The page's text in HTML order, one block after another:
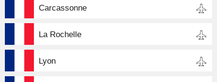
Carcassonne
La Rochelle
Lyon